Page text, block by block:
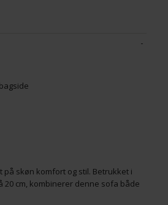
skøn komfort og stil. Betrukket i
cm, kombinerer denne sofa både